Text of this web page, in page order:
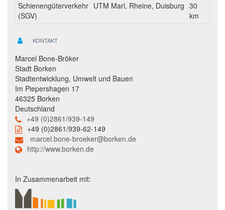
Schienengüterverkehr
(SGV)
UTM Marl, Rheine, Duisburg 30
km
KONTAKT
Marcel Bone-Bröker
Stadt Borken
Stadtentwicklung, Umwelt und Bauen
Im Piepershagen 17
46325 Borken
Deutschland
+49 (0)2861/939-149
+49 (0)2861/939-62-149
marcel.bone-broeker@borken.de
http://www.borken.de
In Zusammenarbeit mit: